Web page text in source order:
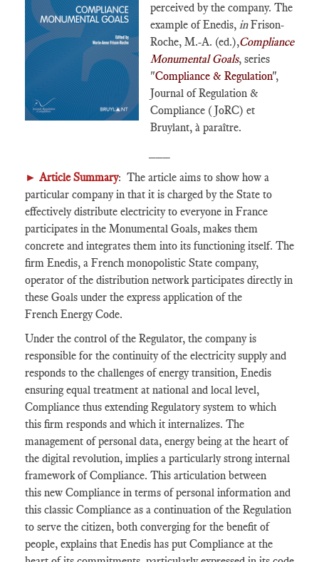
perceived by the company. The
example of Enedis, inFrison-
Roche, M.-A. (ed.),Compliance
Monumental Goals, series
"Compliance & Regulation",
Journal of Regulation &
Compliance (JoRC) et
Bruylant, à paraître.
► Article Summary: The article aims to show how a
particular company in that it is charged by the State to
effectively distribute electricity to everyone in France
participates in the Monumental Goals, makes them
concrete and integrates them into its functioning itself. The
firm Enedis, a French monopolistic State company,
operator of the distribution network participates directly in
these Goals under the express application of the
French Energy Code.
Under the control of the Regulator, the company is
responsible for the continuity of the electricity supply and
responds to the challenges of energy transition, Enedis
ensuring equal treatment at national and local level,
Compliance thus extending Regulatory system to which
this firm responds and which it internalizes. The
management of personal data, energy being at the heart of
the digital revolution, implies a particularly strong internal
framework of Compliance. This articulation between
this new Compliance in terms of personal information and
this classic Compliance as a continuation of the Regulation
to serve the citizen, both converging for the benefit of
people, explains that Enedis has put Compliance at the